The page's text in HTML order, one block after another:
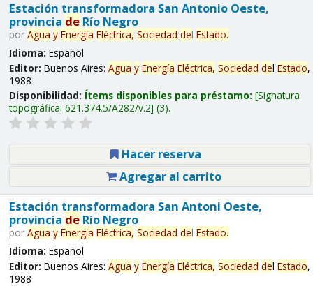
Estación transformadora San Antonio Oeste,
provincia deRío Negro
por Agua y Energía Eléctrica, Sociedad del Estado.
Idioma: Español
Editor: Buenos Aires: Agua y Energía Eléctrica, Sociedad del Estado,
1988
Disponibilidad: Ítems disponibles para préstamo: Signatura
topográfica: 621.374.5/A282/v.2 (3).
Hacer reserva
Agregar al carrito
Estación transformadora San Antoni Oeste,
provincia deRío Negro
por Agua y Energía Eléctrica, Sociedad del Estado.
Idioma: Español
Editor: Buenos Aires: Agua y Energía Eléctrica, Sociedad del Estado,
1988